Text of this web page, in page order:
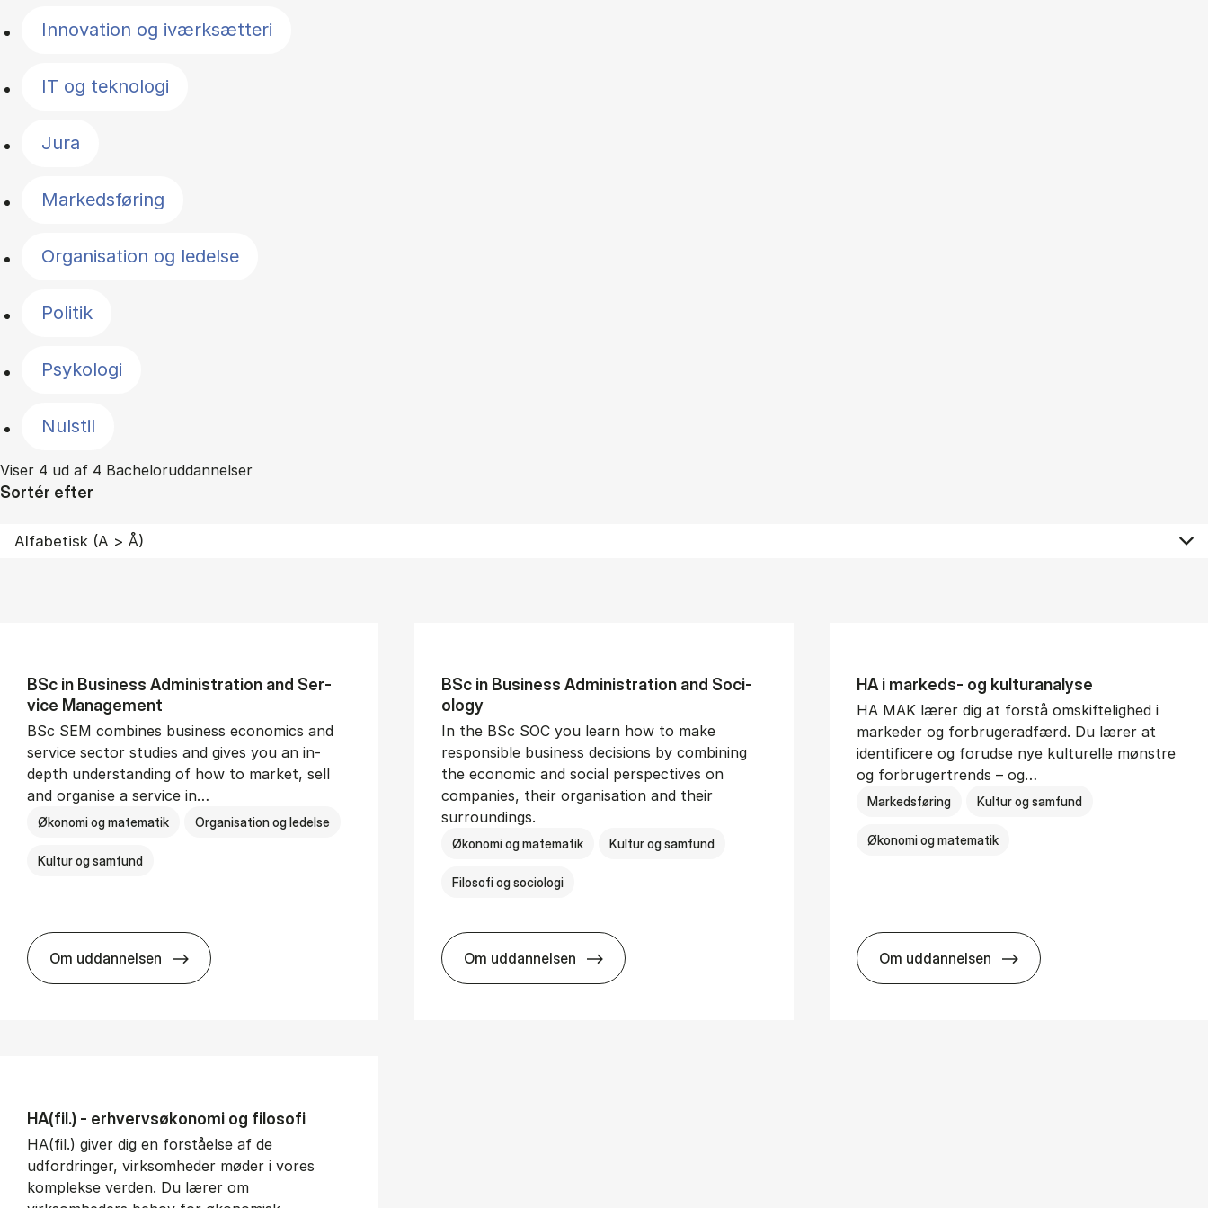
Innovation og iværksætteri
IT og teknologi
Jura
Markedsføring
Organisation og ledelse
Politik
Psykologi
Nulstil
Viser 4 ud af 4 Bacheloruddannelser
Sortér efter
BSc in Busi­ness Ad­min­is­tra­tion and Ser­
vice Man­age­ment
BSc SEM combines business economics and
service sector studies and gives you an in-
depth understanding of how to market, sell
and organise a service in…
Økonomi og matematik Organisation og ledelse
Kultur og samfund
Om uddannelsen
BSc in Busi­ness Ad­min­is­tra­tion and Ser­vice Man­age­ment
BSc in Busi­ness Ad­min­is­tra­tion and So­ci­
ology
In the BSc SOC you learn how to make
responsible business decisions by combining
the economic and social perspectives on
companies, their organisation and their
surroundings.
Økonomi og matematik Kultur og samfund
Filosofi og sociologi
Om uddannelsen
BSc in Busi­ness Ad­min­is­tra­tion and So­ci­ology
HA i mar­keds- og kul­tu­r­a­na­ly­se
HA MAK lærer dig at forstå omskiftelighed i
markeder og forbrugeradfærd. Du lærer at
identificere og forudse nye kulturelle mønstre
og forbrugertrends – og…
Markedsføring Kultur og samfund
Økonomi og matematik
Om uddannelsen
HA i mar­keds- og kul­tu­r­a­na­ly­se
HA(fil.) - erhvervs­økonomi og fi­lo­so­fi
HA(fil.) giver dig en forståelse af de
udfordringer, virksomheder møder i vores
komplekse verden. Du lærer om